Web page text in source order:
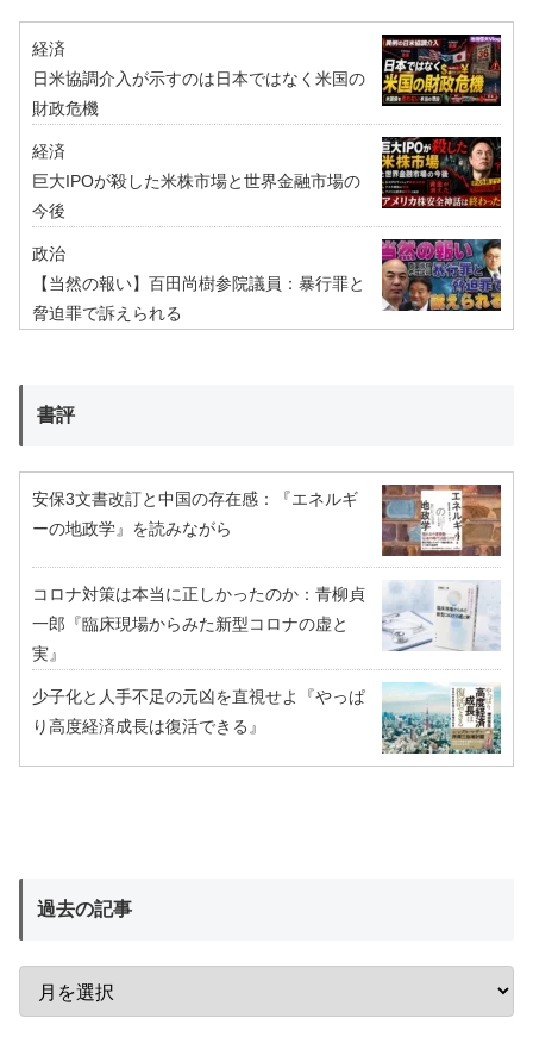
経済
日米協調介入が示すのは日本ではなく米国の
財政危機
経済
巨大IPOが殺した米株市場と世界金融市場の
今後
政治
【当然の報い】百田尚樹参院議員：暴行罪と
脅迫罪で訴えられる
書評
安保3文書改訂と中国の存在感：『エネルギ
ーの地政学』を読みながら
コロナ対策は本当に正しかったのか：青柳貞
一郎『臨床現場からみた新型コロナの虚と
実』
少子化と人手不足の元凶を直視せよ『やっぱ
り高度経済成長は復活できる』
過去の記事